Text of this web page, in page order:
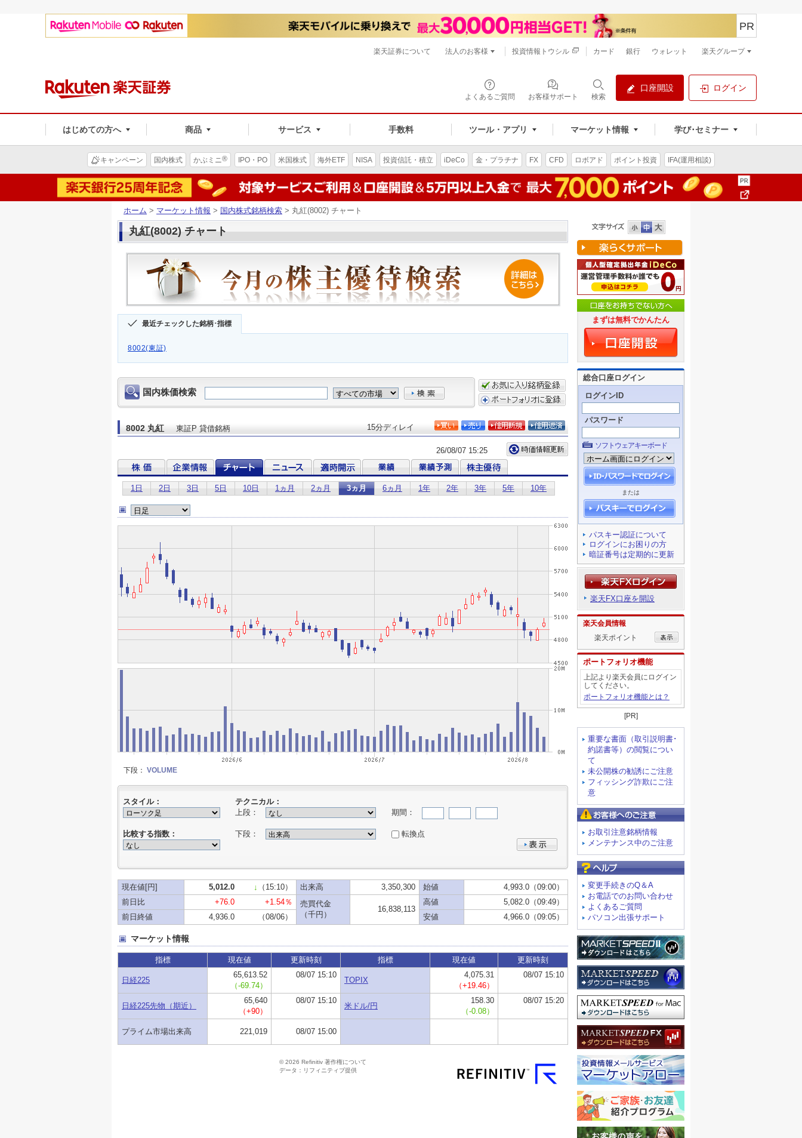
よくあるご質問 お客様サポート 検索
口座開設 ログイン
はじめての方へ 商品 サービス 手数料 ツール・アプリ マーケット情報 学び･セミナー
PR
楽天証券について 法人のお客様 投資情報トウシル カード 銀行 ウォレット 楽天グループ
キャンペーン 国内株式 かぶミニ® IPO・PO 米国株式 海外ETF NISA 投資信託・積立 iDeCo 金・プラチナ FX CFD ロボアド ポイント投資 IFA(運用相談)
ホーム > マーケット情報 > 国内株式銘柄検索 > 丸紅(8002) チャート
丸紅(8002) チャート
最近チェックした銘柄･指標
8002(東証)
まずは無料でかんたん
総合口座ログイン
ログインID
パスワード
ソフトウェアキーボード
または
パスキー認証について
ログインにお困りの方
暗証番号は定期的に更新
楽天FX口座を開設
楽天会員情報
楽天ポイント
ポートフォリオ機能
上記より楽天会員にログイン
してください。
ポートフォリオ機能とは？
[PR]
重要な書面（取引説明書･
約諾書等）の閲覧につい
て
未公開株の勧誘にご注意
フィッシング詐欺にご注
意
お取引注意銘柄情報
メンテナンス中のご注意
変更手続きのQ＆A
お電話でのお問い合わせ
よくあるご質問
パソコン出張サポート